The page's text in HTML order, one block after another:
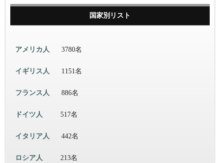
国家別リスト
アメリカ人 3780名
イギリス人 1151名
フランス人 886名
ドイツ人 517名
イタリア人 442名
ロシア人 213名